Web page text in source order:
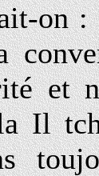
on :
et
Il